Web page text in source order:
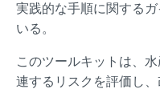
実践的な手順に関する
いる。
このツールキットは、
連するリスクを評価し